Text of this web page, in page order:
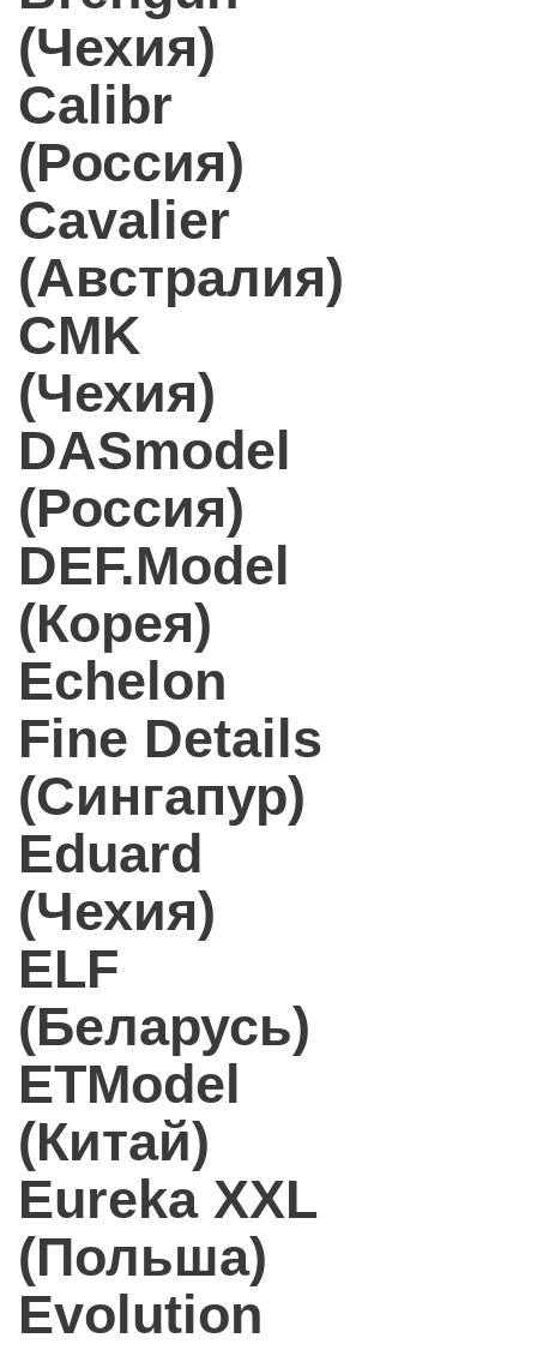
(Чехия)
Calibr
(Россия)
Cavalier
(Австралия)
CMK
(Чехия)
DASmodel
(Россия)
DEF.Model
(Корея)
Echelon
Fine Details
(Сингапур)
Eduard
(Чехия)
ELF
(Беларусь)
ETModel
(Китай)
Eureka XXL
(Польша)
Evolution